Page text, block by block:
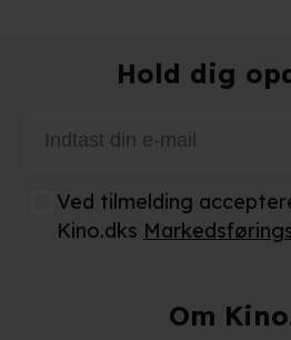
Hold dig
Ved tilmelding
Kino.dks
Om